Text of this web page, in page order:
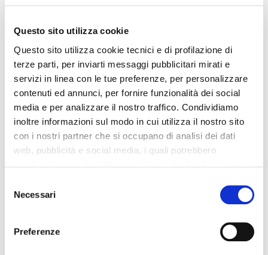
Questo sito utilizza cookie
Questo sito utilizza cookie tecnici e di profilazione di
terze parti, per inviarti messaggi pubblicitari mirati e
servizi in linea con le tue preferenze, per personalizzare
contenuti ed annunci, per fornire funzionalità dei social
media e per analizzare il nostro traffico. Condividiamo
inoltre informazioni sul modo in cui utilizza il nostro sito
con i nostri partner che si occupano di analisi dei dati
web, pubblicità e social media, i quali potrebbero
mera chiusura del banner non comporta l’accettazione
Selection
Necessari
Preferenze
prevedere le soste ancora prima di partire in modo da non
complicato da mettere in pratica, ma sicuramente è davvero
molto pratico.